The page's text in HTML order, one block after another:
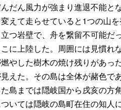
だん風力が強まり進退不能
えて走らせていると1つの山
つ岩壁で、舟を繋留不可能
に上陸した。周囲には見慣
やした樹木の焼け残りがあ
えた。その島は全体が赭色
島までは隠岐国から戌亥の
いては隠岐の島町在住の知